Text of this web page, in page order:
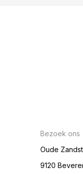
Bezoek ons
Oude
9120